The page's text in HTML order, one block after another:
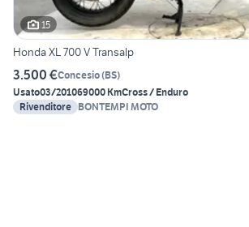
15
Honda XL 700 V Transalp
3.500 €Concesio(BS)
Usato03/201069000 KmCross / Enduro
Rivenditore BONTEMPI MOTO